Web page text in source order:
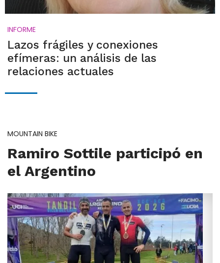
INFORME
Lazos frágiles y conexiones
efímeras: un análisis de las
relaciones actuales
MOUNTAIN BIKE
Ramiro Sottile participó en
el Argentino